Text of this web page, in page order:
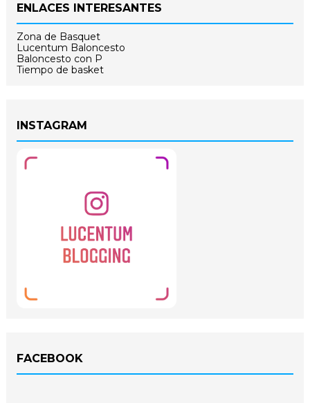
ENLACES INTERESANTES
Zona de Basquet
Lucentum Baloncesto
Baloncesto con P
Tiempo de basket
INSTAGRAM
FACEBOOK